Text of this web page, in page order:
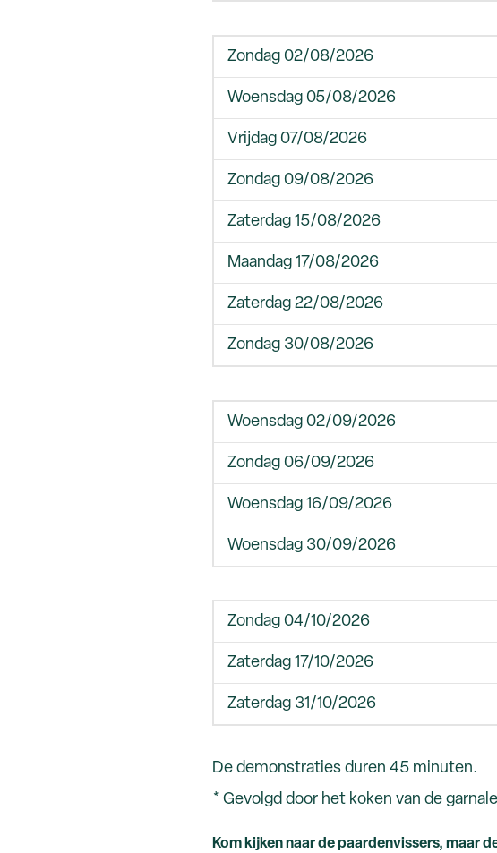
Zondag 02/08/2026
Woensdag 05/08/2026
Vrijdag 07/08/2026
Zondag 09/08/2026
Zaterdag 15/08/2026
Maandag 17/08/2026
Zaterdag 22/08/2026
Zondag 30/08/2026
Woensdag 02/09/2026
Zondag 06/09/2026
Woensdag 16/09/2026
Woensdag 30/09/2026
Zondag 04/10/2026
Zaterdag 17/10/2026
Zaterdag 31/10/2026
De demonstraties duren 45 minuten.
* Gevolgd door het koken van de
Kom kijken naar de paardenvissers, maar